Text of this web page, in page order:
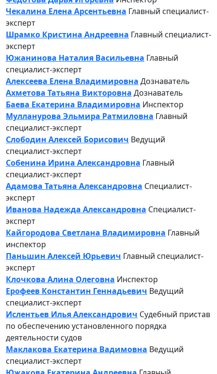
Чекалина Елена Арсентьевна Главный специалист-
эксперт
Шрамко Кристина Андреевна Главный специалист-
эксперт
Южанинова Наталия Васильевна Главный
специалист-эксперт
Алексеева Елена Владимировна Дознаватель
Ахметова Татьяна Викторовна Дознаватель
Баева Екатерина Владимировна Инспектор
Мулланурова Эльмира Ратмиловна Главный
специалист-эксперт
Слободин Алексей Борисович Ведущий
специалист-эксперт
Собенина Ирина Александровна Главный
специалист-эксперт
Адамова Татьяна Александровна Специалист-
эксперт
Иванова Надежда Александровна Специалист-
эксперт
Кайгородова Светлана Владимировна Главный
инспектор
Паньшин Алексей Юрьевич Главный специалист-
эксперт
Клочкова Алина Олеговна Инспектор
Ерофеев Константин Геннадьевич Ведущий
специалист-эксперт
Ислентьев Илья Александрович Судебный пристав
по обеспечению установленного порядка
деятельности судов
Маклакова Екатерина Вадимовна Ведущий
специалист-эксперт